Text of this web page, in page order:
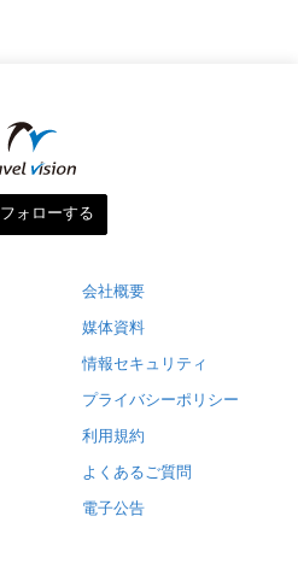
フォローする
会社概要
媒体資料
情報セキュリティ
プライバシーポリシー
利用規約
よくあるご質問
電子公告